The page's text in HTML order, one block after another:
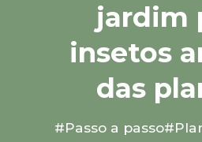
jardim
insetos
das
#Passo a passo